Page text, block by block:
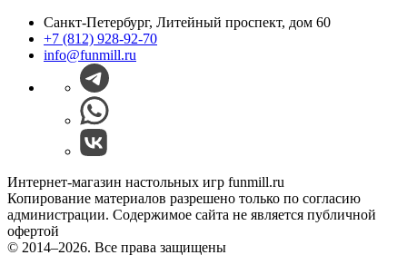
Санкт-Петербург, Литейный проспект, дом 60
+7 (812) 928-92-70
info@funmill.ru
Интернет-магазин настольных игр funmill.ru
Копирование материалов разрешено только по согласию
администрации. Содержимое сайта не является публичной
офертой
© 2014–2026. Все права защищены